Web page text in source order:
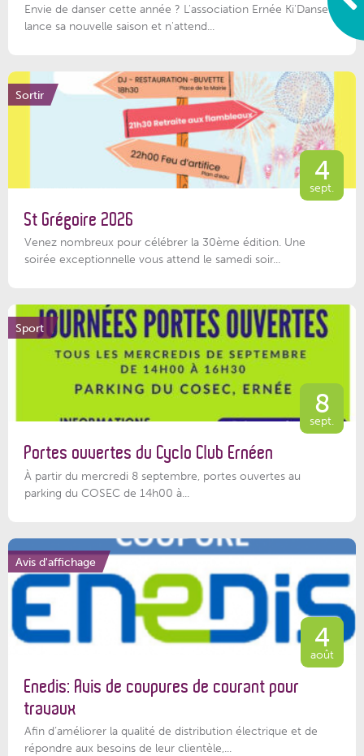
Envie de danser cette année ? L'association Ernée Ki'Danse
lance sa nouvelle saison et n'attend...
Sortir
4
sept.
St Grégoire 2026
Venez nombreux pour célébrer la 30ème édition. Une
soirée exceptionnelle vous attend le samedi soir...
Sport
8
sept.
Portes ouvertes du Cyclo Club Ernéen
À partir du mercredi 8 septembre, portes ouvertes au
parking du COSEC de 14h00 à...
Avis d'affichage
4
août
Enedis: Avis de coupures de courant pour
travaux
Afin d’améliorer la qualité de distribution électrique et de
répondre aux besoins de leur clientèle,...